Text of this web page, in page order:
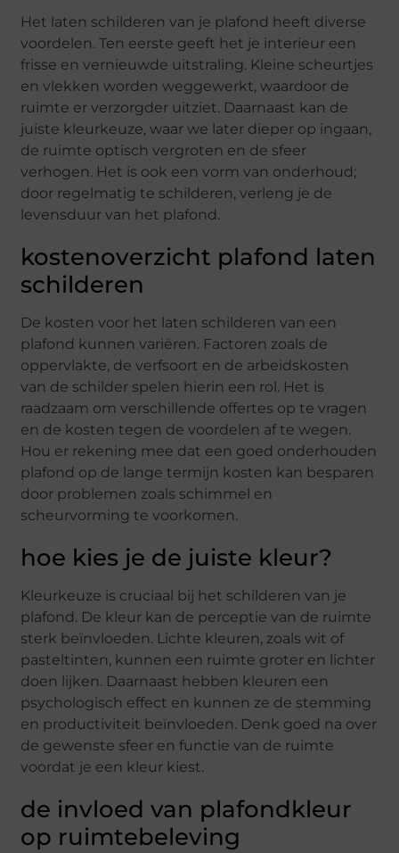
Het laten schilderen van je plafond heeft diverse
voordelen. Ten eerste geeft het je interieur een
frisse en vernieuwde uitstraling. Kleine scheurtjes
en vlekken worden weggewerkt, waardoor de
ruimte er verzorgder uitziet. Daarnaast kan de
juiste kleurkeuze, waar we later dieper op ingaan,
de ruimte optisch vergroten en de sfeer
verhogen. Het is ook een vorm van onderhoud;
door regelmatig te schilderen, verleng je de
levensduur van het plafond.
kostenoverzicht plafond laten
schilderen
De kosten voor het laten schilderen van een
plafond kunnen variëren. Factoren zoals de
oppervlakte, de verfsoort en de arbeidskosten
van de schilder spelen hierin een rol. Het is
raadzaam om verschillende offertes op te vragen
en de kosten tegen de voordelen af te wegen.
Hou er rekening mee dat een goed onderhouden
plafond op de lange termijn kosten kan besparen
door problemen zoals schimmel en
scheurvorming te voorkomen.
hoe kies je de juiste kleur?
Kleurkeuze is cruciaal bij het schilderen van je
plafond. De kleur kan de perceptie van de ruimte
sterk beïnvloeden. Lichte kleuren, zoals wit of
pasteltinten, kunnen een ruimte groter en lichter
doen lijken. Daarnaast hebben kleuren een
psychologisch effect en kunnen ze de stemming
en productiviteit beïnvloeden. Denk goed na over
de gewenste sfeer en functie van de ruimte
voordat je een kleur kiest.
de invloed van plafondkleur
op ruimtebeleving